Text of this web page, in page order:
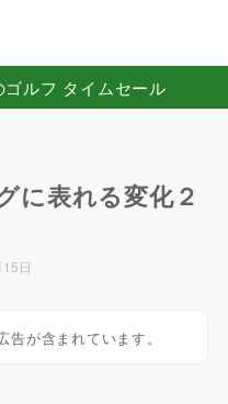
ルフ タイムセール
に表れる変化２
日
が含まれています。